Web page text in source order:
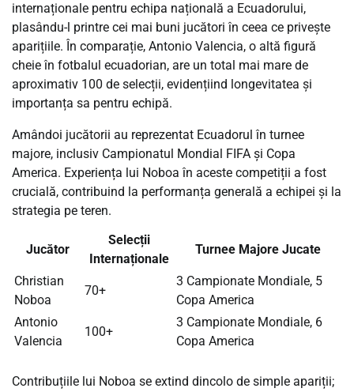
internaționale pentru echipa națională a Ecuadorului,
plasându-l printre cei mai buni jucători în ceea ce privește
aparițiile. În comparație, Antonio Valencia, o altă figură
cheie în fotbalul ecuadorian, are un total mai mare de
aproximativ 100 de selecții, evidențiind longevitatea și
importanța sa pentru echipă.
Amândoi jucătorii au reprezentat Ecuadorul în turnee
majore, inclusiv Campionatul Mondial FIFA și Copa
America. Experiența lui Noboa în aceste competiții a fost
crucială, contribuind la performanța generală a echipei și la
strategia pe teren.
Jucător
Selecții
Internaționale
Turnee Majore Jucate
Christian
Noboa
70+
3 Campionate Mondiale, 5
Copa America
Antonio
Valencia
100+
3 Campionate Mondiale, 6
Copa America
Contribuțiile lui Noboa se extind dincolo de simple apariții;